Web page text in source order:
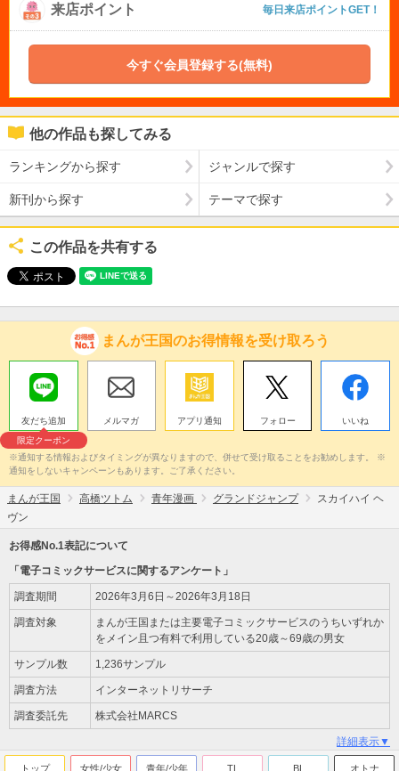
来店ポイント 毎日来店ポイントGET！
今すぐ会員登録する(無料)
他の作品も探してみる
ランキングから探す ジャンルで探す
新刊から探す テーマで探す
この作品を共有する
まんが王国のお得情報を受け取ろう
友だち追加
限定クーポン
メルマガ アプリ通知 フォロー いいね
※通知する情報およびタイミングが異なりますので、併せて受け取ることをお勧めします。 ※
通知をしないキャンペーンもあります。ご了承ください。
まんが王国 高橋ツトム 青年漫画 グランドジャンプ
スカイハイ ヘ
ヴン
お得感No.1表記について
「電子コミックサービスに関するアンケート」
調査期間 2026年3月6日～2026年3月18日
調査対象
まんが王国または主要電子コミックサービスのうちいずれか
をメイン且つ有料で利用している20歳～69歳の男女
サンプル数 1,236サンプル
調査方法 インターネットリサーチ
調査委託先 株式会社MARCS
詳細表示▼
トップ 女性/少女 青年/少年 TL BL オトナ